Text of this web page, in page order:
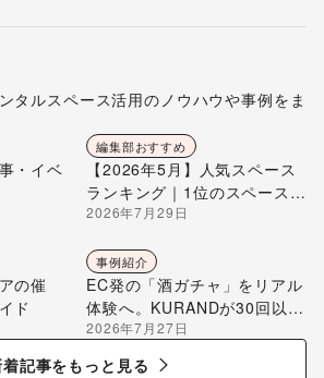
タルスペース活用のノウハウや事例をま
・イベ
編集部おすすめ
【2026年5月】人気スペース
ランキング｜1位のスペースを
編集部が解説
2026年7月29日
の催
ド
事例紹介
EC発の「酒ガチャ」をリアル
体験へ。KURANDが30回以上
のポップアップ出店で届け
る“新しいお酒との出会い”
2026年7月27日
着記事をもっと見る